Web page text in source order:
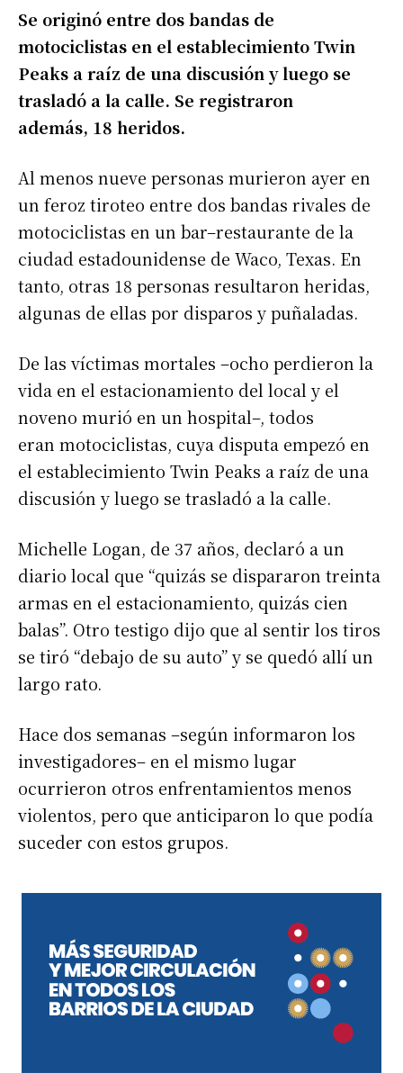
Se originó entre dos bandas de
motociclistas en el establecimiento Twin
Peaks a raíz de una discusión y luego se
trasladó a la calle. Se registraron
además, 18 heridos.
Al menos nueve personas murieron ayer en
un feroz tiroteo entre dos bandas rivales de
motociclistas en un bar–restaurante de la
ciudad estadounidense de Waco, Texas. En
tanto, otras 18 personas resultaron heridas,
algunas de ellas por disparos y puñaladas.
De las víctimas mortales –ocho perdieron la
vida en el estacionamiento del local y el
noveno murió en un hospital–, todos
eran motociclistas, cuya disputa empezó en
el establecimiento Twin Peaks a raíz de una
discusión y luego se trasladó a la calle.
Michelle Logan, de 37 años, declaró a un
diario local que “quizás se dispararon treinta
armas en el estacionamiento, quizás cien
balas”. Otro testigo dijo que al sentir los tiros
se tiró “debajo de su auto” y se quedó allí un
largo rato.
Hace dos semanas –según informaron los
investigadores– en el mismo lugar
ocurrieron otros enfrentamientos menos
violentos, pero que anticiparon lo que podía
suceder con estos grupos.